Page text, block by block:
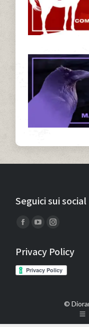
Seguici sui social
Find us on:
Facebook
opens
in
YouTube
opens
in
Instagram
opens
in
Privacy Policy
©